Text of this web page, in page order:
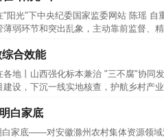
"阳光"下中央纪委国家监委网站 陈瑶
弱环节和突出乱象，主动靠前监督、
合效能
地丨山西强化标本兼治 "三不腐"协同
设，下沉一线实地核查，护航乡村产
白家底
家底——对安徽滁州农村集体资源领
魏明亮